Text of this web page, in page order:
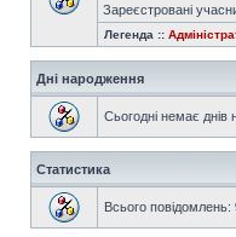
Зареєстровані
Легенда ::
Дні народження
Сьогодні немає днів
Статистика
Всього повідомлень: